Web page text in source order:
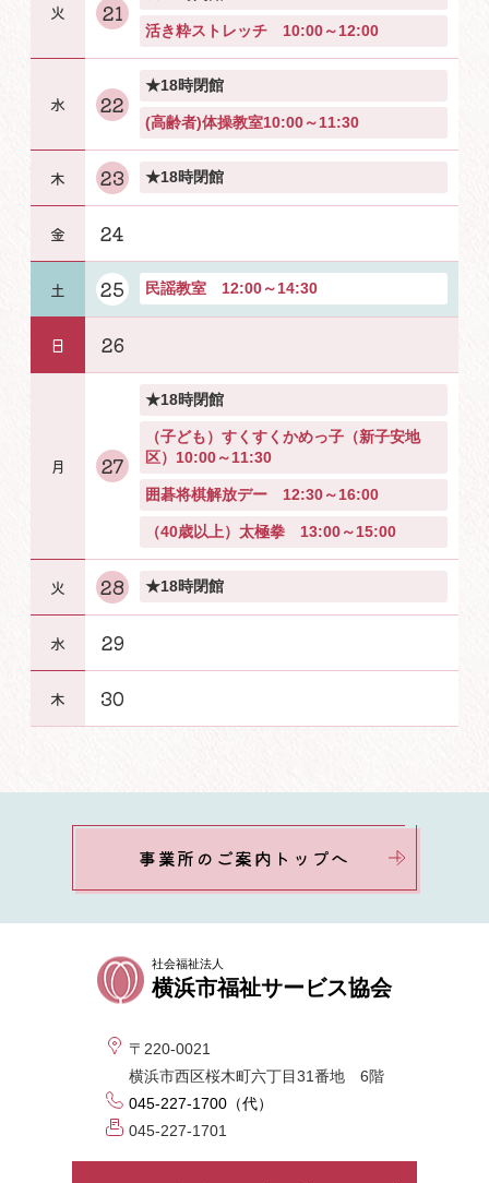
21
活き粋ストレッチ 10:00～12:00
22
★18時閉館
(高齢者)体操教室10:00～11:30
23 ★18時閉館
24
25 民謡教室 12:00～14:30
26
27
★18時閉館
（子ども）すくすくかめっ子（新子安地
区）10:00～11:30
囲碁将棋解放デー 12:30～16:00
（40歳以上）太極拳 13:00～15:00
28 ★18時閉館
29
30
事業所のご案内トップへ
社会福祉法人
横浜市福祉サービス協会
〒220-0021
横浜市西区桜木町六丁目31番地 6階
045-227-1700（代）
045-227-1701